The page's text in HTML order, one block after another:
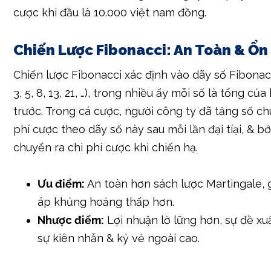
quý khách hàng nguồn nơi bắt đầu cùng hết sức
10.000 việt nam đồng vào cửa ngõ Tài. Nếu đại
công ty đã tăng gấp hai số chuyển ra chi phí
tròn.000 việt nam đồng. Nếu liên tiếp đại tíại,
đã cược 40.000 việt nam đồng, & cứ liên tiếp như
chiến hạ. Khi chiến hạ, người công ty đã quay trở
cược khi đầu là 10.000 việt nam đồng.
Chiến lược Fibonacci xác định vào dãy số
3, 5, 8, 13, 21, …), trong nhiều ấy mỗi số là tổng
trước. Trong cá cược, người công ty đã tăng số
phí cược theo dãy số này sau mỗi lần đại tíại, &